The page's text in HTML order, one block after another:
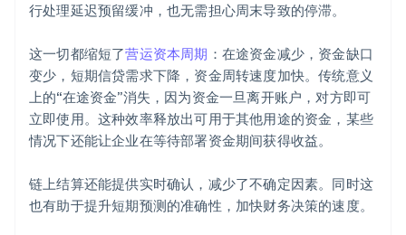
行处理延迟预留缓冲，也无需担心周末导致的停滞。
这一切都缩短了营运资本周期 ：在途资金减少，资金缺口
变少，短期信贷需求下降，资金周转速度加快。传统意义
上的“在途资金”消失，因为资金一旦离开账户，对方即可
立即使用。这种效率释放出可用于其他用途的资金，某些
情况下还能让企业在等待部署资金期间获得收益。
链上结算还能提供实时确认，减少了不确定因素。同时这
也有助于提升短期预测的准确性，加快财务决策的速度。